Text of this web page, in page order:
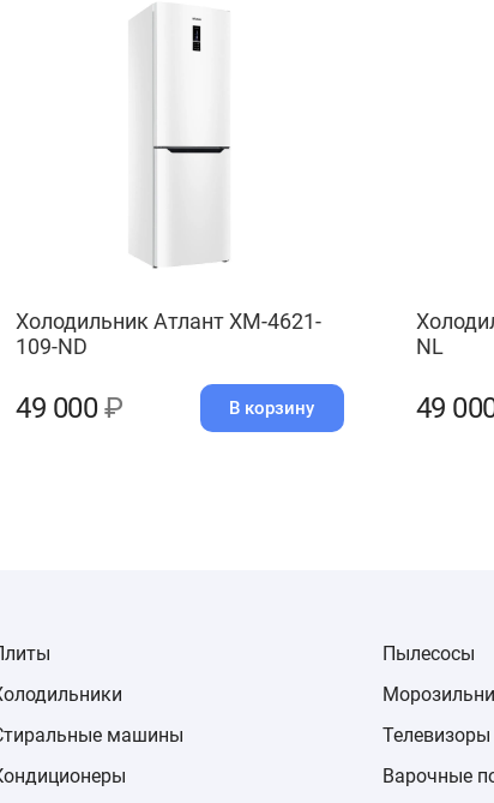
Холодильник Атлант ХМ-4621-
109-ND
49 000₽ В корзину
NL
49
машины
Пылесосы
Телевизоры
Варочные